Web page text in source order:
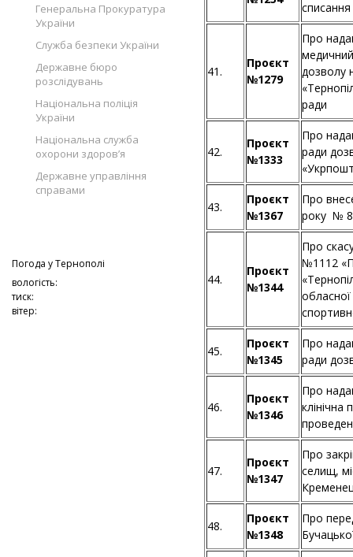
Генеральна Прокуратура
України
Служба безпеки України
Державне бюро
розслідувань
Національна поліція
України
Національна служба
охорони здоров’я
Державне управління
справами
Погода уТернополі
вологість:
тиск:
вітер:
41.
Проєкт
№1279
Про
дозволу
ради
42.
Проєкт
№1333
Про
ради
43.
Проєкт
№1367
Про
року №
44.
Проєкт
№1344
Про
№1112
45.
Проєкт
№1345
Про
ради
46.
Проєкт
№1346
Про
клінічна
47.
Проєкт
№1347
Про
селищ,
48.
Проєкт
№1348
Про